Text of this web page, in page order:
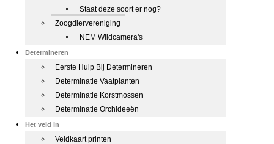
Staat deze soort er nog?
Zoogdiervereniging
NEM Wildcamera's
Determineren
Eerste Hulp Bij Determineren
Determinatie Vaatplanten
Determinatie Korstmossen
Determinatie Orchideeën
Het veld in
Veldkaart printen